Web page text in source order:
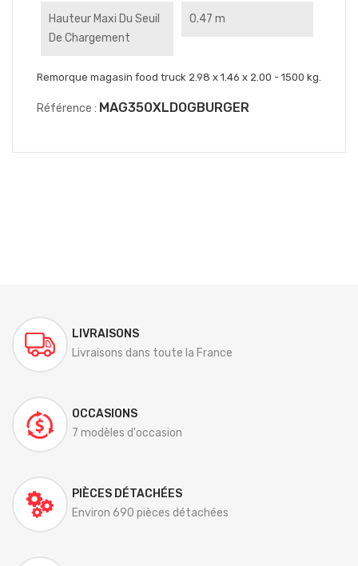
Hauteur Maxi Du Seuil
De Chargement
0.47 m
Remorque magasin food truck 2.98 x 1.46 x 2.00 - 1500 kg.
Référence : MAG350XLDOGBURGER
LIVRAISONS
Livraisons dans toute la France
OCCASIONS
7 modèles d'occasion
PIÈCES DÉTACHÉES
Environ 690 pièces détachées